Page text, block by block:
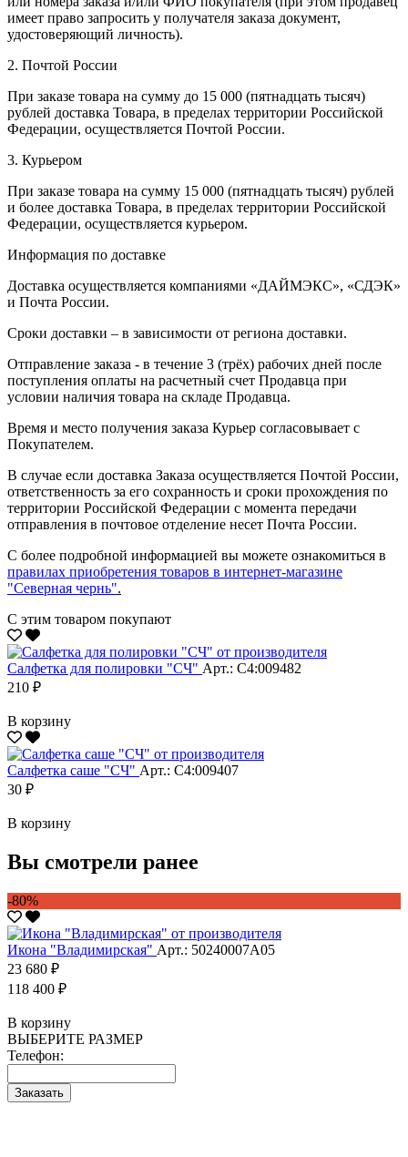
имеет право запросить у получателя заказа документ,
удостоверяющий личность).
2. Почтой России
При заказе товара на сумму до 15 000 (пятнадцать тысяч)
рублей доставка Товара, в пределах территории Российской
Федерации, осуществляется Почтой России.
3. Курьером
При заказе товара на сумму 15 000 (пятнадцать тысяч) рублей
и более доставка Товара, в пределах территории Российской
Федерации, осуществляется курьером.
Информация по доставке
Доставка осуществляется компаниями «ДАЙМЭКС», «СДЭК»
и Почта России.
Сроки доставки – в зависимости от региона доставки.
Отправление заказа - в течение 3 (трёх) рабочих дней после
поступления оплаты на расчетный счет Продавца при
условии наличия товара на складе Продавца.
Время и место получения заказа Курьер согласовывает с
Покупателем.
В случае если доставка Заказа осуществляется Почтой России,
ответственность за его сохранность и сроки прохождения по
территории Российской Федерации с момента передачи
отправления в почтовое отделение несет Почта России.
С более подробной информацией вы можете ознакомиться в
правилах приобретения товаров в интернет-магазине
"Северная чернь".
С этим товаром покупают
Салфетка для полировки "CЧ" Арт.: С4:009482
210 ₽
В корзину
Салфетка саше "CЧ" Арт.: С4:009407
30 ₽
В корзину
Вы смотрели ранее
-80%
Икона "Владимирская" Арт.: 50240007А05
23 680 ₽
118 400 ₽
В корзину
ВЫБЕРИТЕ РАЗМЕР
Телефон:
Заказать